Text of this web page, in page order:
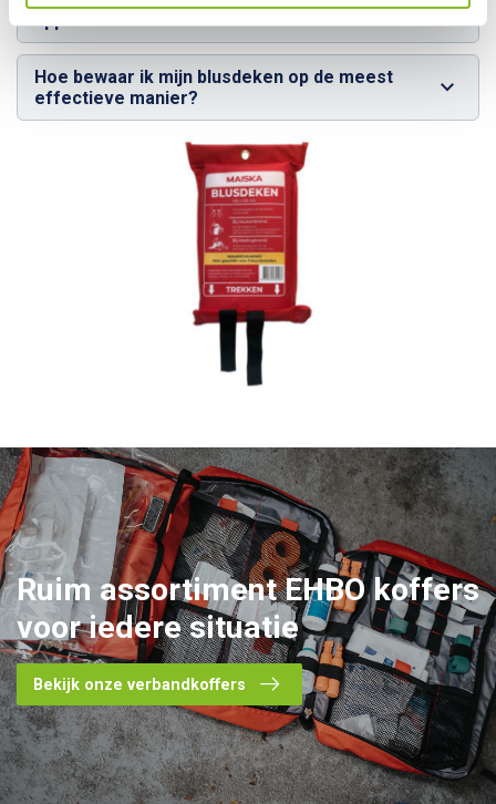
apparatuur?
Hoe bewaar ik mijn blusdeken op de meest
effectieve manier?
Ruim assortimentEHBO koffers
voor iedere situatie
Bekijk onze verbandkoffers